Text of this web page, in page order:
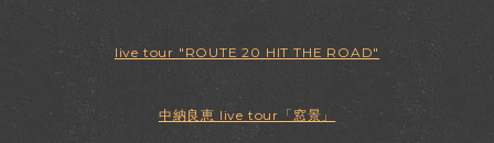
live tour "ROUTE 20 HIT THE ROAD"
中納良恵 live tour「窓景」